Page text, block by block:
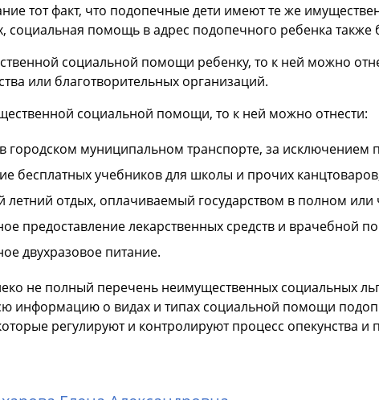
тот факт, что подопечные дети имеют те же
социальная помощь в адрес подопечного ребенка
социальной помощи ребенку, то к ней можно
или благотворительных организаций.
социальной помощи, то к ней можно отнести:
городском муниципальном транспорте, за исключением
бесплатных учебников для школы и прочих
летний отдых, оплачиваемый государством в полном
предоставление лекарственных средств и врачебной
двухразовое питание.
не полный перечень неимущественных социальных
информацию о видах и типах социальной помощи
регулируют и контролируют процесс опекунства и